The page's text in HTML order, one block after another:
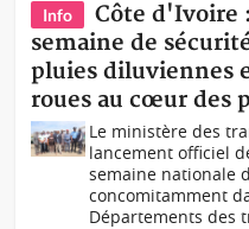
Info
Côte d'Ivoire
semaine de
pluies diluviennes
roues au cœur des
Le ministère des
lancement officiel
semaine nationale
concomitamment
Départements des